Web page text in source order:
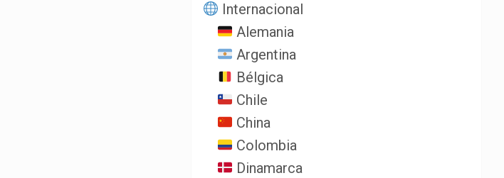
Internacional
Alemania
Argentina
Bélgica
Chile
China
Colombia
Dinamarca